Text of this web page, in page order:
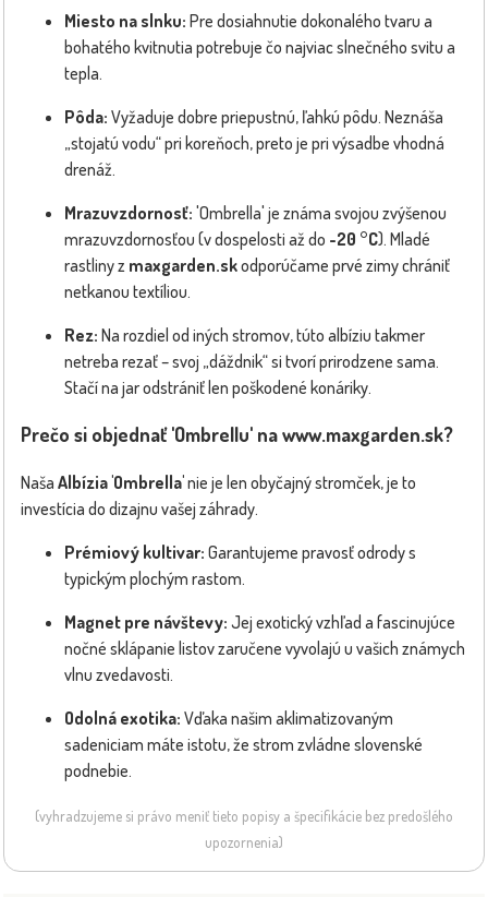
Miesto na slnku: Pre dosiahnutie dokonalého tvaru a
bohatého kvitnutia potrebuje čo najviac slnečného svitu a
tepla.
Pôda: Vyžaduje dobre priepustnú, ľahkú pôdu. Neznáša
„stojatú vodu“ pri koreňoch, preto je pri výsadbe vhodná
drenáž.
Mrazuvzdornosť: 'Ombrella' je známa svojou zvýšenou
mrazuvzdornosťou (v dospelosti až do -20 °C). Mladé
rastliny z maxgarden.skodporúčame prvé zimy chrániť
netkanou textíliou.
Rez: Na rozdiel od iných stromov, túto albíziu takmer
netreba rezať – svoj „dáždnik“ si tvorí prirodzene sama.
Stačí na jar odstrániť len poškodené konáriky.
Prečo si objednať 'Ombrellu' na www.maxgarden.sk?
Naša Albízia 'Ombrella'nie je len obyčajný stromček, je to
investícia do dizajnu vašej záhrady.
Prémiový kultivar: Garantujeme pravosť odrody s
typickým plochým rastom.
Magnet pre návštevy: Jej exotický vzhľad a fascinujúce
nočné sklápanie listov zaručene vyvolajú u vašich známych
vlnu zvedavosti.
Odolná exotika: Vďaka našim aklimatizovaným
sadeniciam máte istotu, že strom zvládne slovenské
podnebie.
(vyhradzujeme si právo meniť tieto popisy a špecifikácie bez predošlého
upozornenia)